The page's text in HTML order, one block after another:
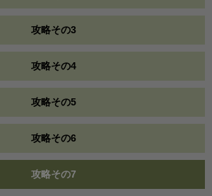
攻略その3
攻略その4
攻略その5
攻略その6
攻略その7